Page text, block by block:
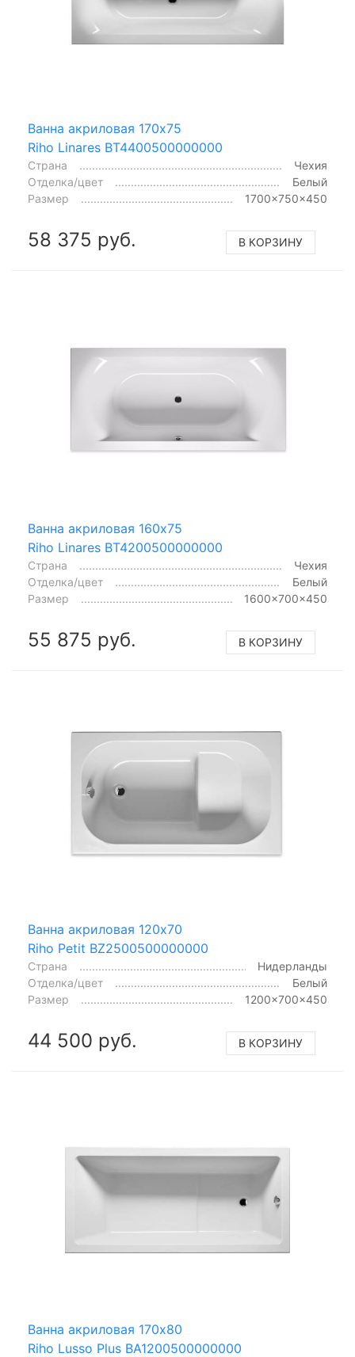
Ванна акриловая 170x75
Riho Linares BT4400500000000
Страна
Чехия
Отделка/цвет
Белый
Размер
1700x750x450
58 375 руб. В КОРЗИНУ
Ванна акриловая 160x75
Riho Linares BT4200500000000
Страна
Чехия
Отделка/цвет
Белый
Размер
1600x700x450
55 875 руб. В КОРЗИНУ
Ванна акриловая 120x70
Riho Petit BZ2500500000000
Страна
Нидерланды
Отделка/цвет
Белый
Размер
1200x700x450
44 500 руб. В КОРЗИНУ
Ванна акриловая 170x80
Riho Lusso Plus BA1200500000000